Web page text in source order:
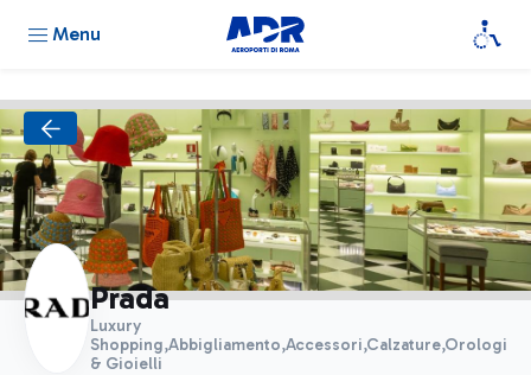
Menu
Prada
Luxury
Shopping,Abbigliamento,Accessori,Calzature,Orologi
& Gioielli